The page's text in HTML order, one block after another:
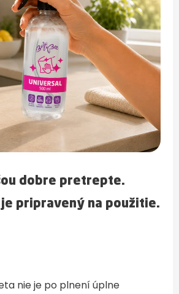
dobre pretrepte.
pripravený na použitie.
nie je po plnení úplne